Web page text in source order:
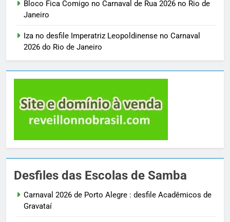
Bloco Fica Comigo no Carnaval de Rua 2026 no Rio de
Janeiro
Iza no desfile Imperatriz Leopoldinense no Carnaval
2026 do Rio de Janeiro
Desfiles das Escolas de Samba
Carnaval 2026 de Porto Alegre : desfile Acadêmicos de
Gravataí